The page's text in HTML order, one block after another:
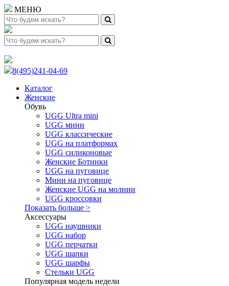
МЕНЮ
8(495)241-04-69
Каталог
Женские
Обувь
UGG Ultra mini
UGG мини
UGG классические
UGG на платформах
UGG силиконовые
Женские Ботинки
UGG на пуговице
Мини на пуговице
Женские UGG на молнии
UGG кроссовки
Показать больше >
Аксессуары
UGG наушники
UGG набор
UGG перчатки
UGG шапки
UGG шарфы
Стельки UGG
Популярная модель недели